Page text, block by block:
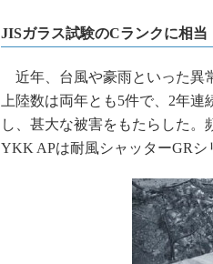
JISガラス試験のCランクに相当
近年、台風や豪雨といった異
上陸数は両年とも5件で、2年
し、甚大な被害をもたらした。
YKK APは耐風シャッターGRシ